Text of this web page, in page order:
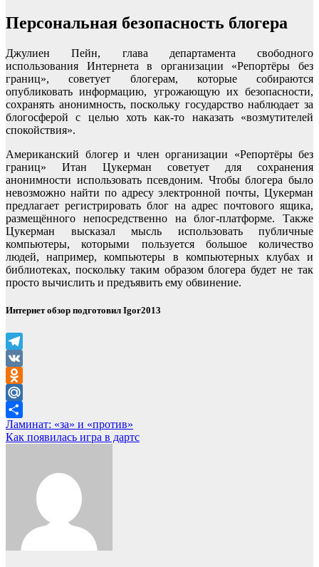
Персональная безопасность блогера
Джулиен Пейн, глава департамента свободного
использования Интернета в организации «Репортёры без
границ», советует блогерам, которые собираются
опубликовать информацию, угрожающую их безопасности,
сохранять анонимность, поскольку государство наблюдает за
блогосферой с целью хоть как-то наказать «возмутителей
спокойствия».
Американский блогер и член организации «Репортёры без
границ» Итан Цукерман советует для сохранения
анонимности использовать псевдоним. Чтобы блогера было
невозможно найти по адресу электронной почты, Цукерман
предлагает регистрировать блог на адрес почтового ящика,
размещённого непосредственно на блог-платформе. Также
Цукерман высказал мысль использовать публичные
компьютеры, которыми пользуется большое количество
людей, например, компьютеры в компьютерных клубах и
библиотеках, поскольку таким образом блогера будет не так
просто вычислить и предъявить ему обвинение.
Интернет обзор подготовил Igor2013
Telegram
VK
Odnoklassniki
Mail.Ru
Отправить
Навигация
по
Ламинат: «за» и «против»
Как появилась игра в дартс